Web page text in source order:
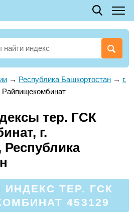
→ Республика Башкортостан → г.
Райпищекомбинат
тер. ГСК
г.
Республика
ТЕР. ГСК
453129